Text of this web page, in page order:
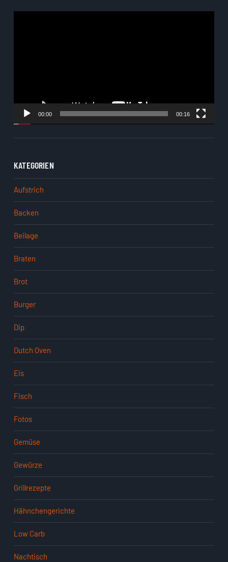
00:00 00:16
KATEGORIEN
Aufstrich
Backen
Beilage
Braten
Brot
Burger
Dip
Dutch Oven
Eis
Fisch
Fotos
Gemüse
Gewürze
Grillrezepte
Hähnchengerichte
Low Carb
Nachtisch